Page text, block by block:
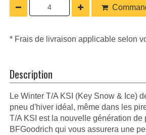
* Frais de livraison applicable selon
Description
Le Winter T/A KSI (Key Snow & Ice)
pneu d'hiver idéal, même dans les
T/A KSI est la nouvelle génération de
BFGoodrich qui vous assurera une